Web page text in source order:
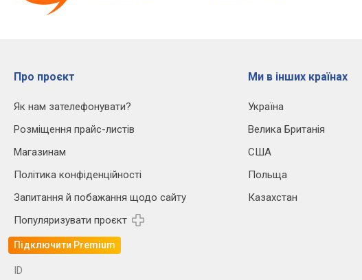
Про проєкт
Як нам зателефонувати?
Розміщення прайс-листів
Магазинам
Політика конфіденційності
Запитання й побажання щодо сайту
Популяризувати проєкт
Підключити Premium
Ми в інших країнах
Україна
Велика Британія
США
Польща
Казахстан
ID